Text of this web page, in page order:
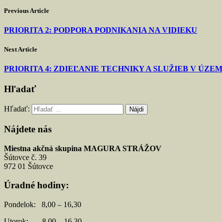
Previous Article
PRIORITA 2: PODPORA PODNIKANIA NA VIDIEKU
Next Article
PRIORITA 4: ZDIEĽANIE TECHNIKY A SLUŽIEB V
Hľadať
Hľadať:
Nájdete nás
Miestna akčná skupina MAGURA STRÁŽOV
Šútovce č. 39
972 01 Šútovce
Úradné hodiny:
Pondelok: 8,00 – 16,30